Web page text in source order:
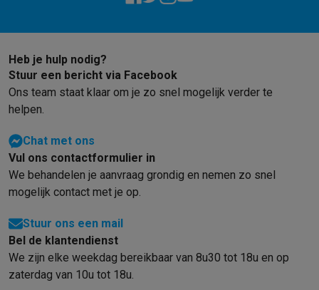
Heb je hulp nodig?
Stuur een bericht via Facebook
Ons team staat klaar om je zo snel mogelijk verder te
helpen.
Chat met ons
Vul ons contactformulier in
We behandelen je aanvraag grondig en nemen zo snel
mogelijk contact met je op.
Stuur ons een mail
Bel de klantendienst
We zijn elke weekdag bereikbaar van 8u30 tot 18u en op
zaterdag van 10u tot 18u.